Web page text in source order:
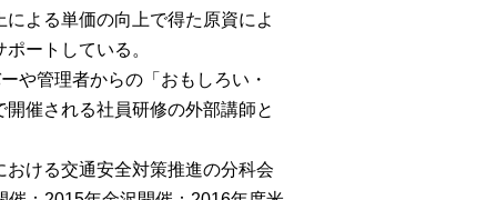
よる単価の向上で得た原資によ
ートしている。
や管理者からの「おもしろい・
催される社員研修の外部講師と
ける交通安全対策推進の分科会